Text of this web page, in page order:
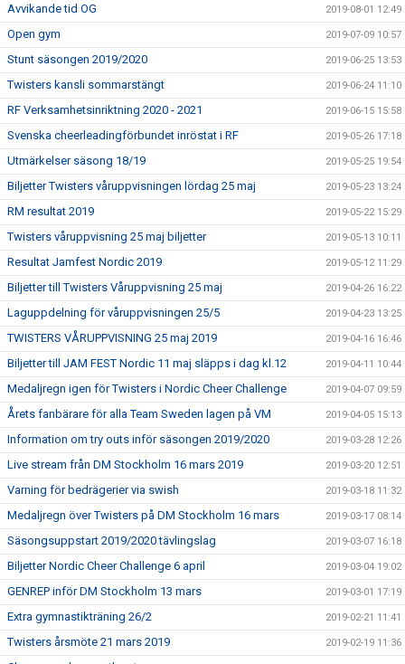
Avvikande tid OG 2019-08-01 12:49
Open gym 2019-07-09 10:57
Stunt säsongen 2019/2020 2019-06-25 13:53
Twisters kansli sommarstängt 2019-06-24 11:10
RF Verksamhetsinriktning 2020 - 2021 2019-06-15 15:58
Svenska cheerleadingförbundet inröstat i RF 2019-05-26 17:18
Utmärkelser säsong 18/19 2019-05-25 19:54
Biljetter Twisters våruppvisningen lördag 25 maj 2019-05-23 13:24
RM resultat 2019 2019-05-22 15:29
Twisters våruppvisning 25 maj biljetter 2019-05-13 10:11
Resultat Jamfest Nordic 2019 2019-05-12 11:29
Biljetter till Twisters Våruppvisning 25 maj 2019-04-26 16:22
Laguppdelning för våruppvisningen 25/5 2019-04-23 13:25
TWISTERS VÅRUPPVISNING 25 maj 2019 2019-04-16 16:46
Biljetter till JAM FEST Nordic 11 maj släpps i dag kl.12 2019-04-11 10:44
Medaljregn igen för Twisters i Nordic Cheer Challenge 2019-04-07 09:59
Årets fanbärare för alla Team Sweden lagen på VM 2019-04-05 15:13
Information om try outs inför säsongen 2019/2020 2019-03-28 12:26
Live stream från DM Stockholm 16 mars 2019 2019-03-20 12:51
Varning för bedrägerier via swish 2019-03-18 11:32
Medaljregn över Twisters på DM Stockholm 16 mars 2019-03-17 08:14
Säsongsuppstart 2019/2020 tävlingslag 2019-03-07 16:18
Biljetter Nordic Cheer Challenge 6 april 2019-03-04 19:02
GENREP inför DM Stockholm 13 mars 2019-03-01 17:19
Extra gymnastikträning 26/2 2019-02-21 11:41
Twisters årsmöte 21 mars 2019 2019-02-19 11:36